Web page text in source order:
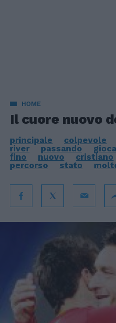
HOME
Il cuore nuovo
principale colpevole
river
passando
fino
nuovo cristiano
percorso
stato